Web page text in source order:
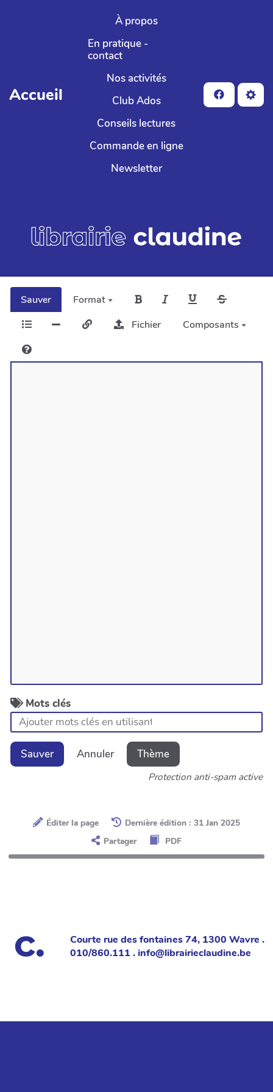
Aller au contenu principal
Accueil
À propos
En pratique -
contact
Nos activités
Club Ados
Conseils lectures
Commande en ligne
Newsletter
Sauver
Format
Fichier
Composants
Mots clés
Sauver Annuler Thème
Protection anti-spam active
Éditer la page
Dernière édition : 31 Jan 2025
Partager
PDF
Courte rue des fontaines 74, 1300 Wavre .
010/860.111 . info@librairieclaudine.be